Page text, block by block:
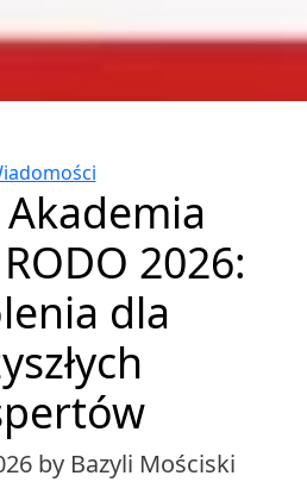
Categories
2026:
dla
by Bazyli Mościski